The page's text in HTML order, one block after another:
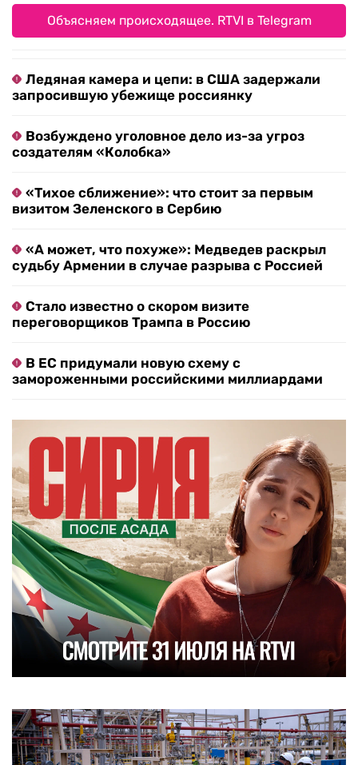
Объясняем происходящее. RTVI в Telegram
Ледяная камера и цепи: в США задержали
запросившую убежище россиянку
Возбуждено уголовное дело из-за угроз
создателям «Колобка»
«Тихое сближение»: что стоит за первым
визитом Зеленского в Сербию
«А может, что похуже»: Медведев раскрыл
судьбу Армении в случае разрыва с Россией
Стало известно о скором визите
переговорщиков Трампа в Россию
В ЕС придумали новую схему с
замороженными российскими миллиардами